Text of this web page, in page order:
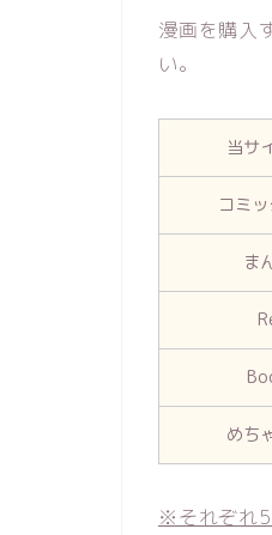
漫画を購入
い。
当サ
コミ
ま
めち
※それぞれ5